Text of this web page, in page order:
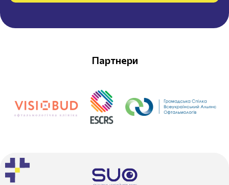
Партнери